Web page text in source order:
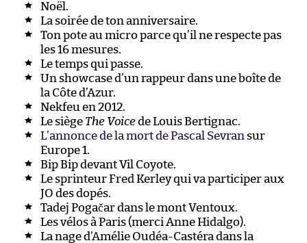
Noël.
La soirée de ton anniversaire.
Ton pote au micro parce qu’il ne respecte pas
les 16 mesures.
Le temps qui passe.
Un showcase d’un rappeur dans une boîte de
la Côte d’Azur.
Nekfeu en 2012.
Le siège The Voicede Louis Bertignac.
L’annonce de la mort de Pascal Sevran sur
Europe 1.
Bip Bip devant Vil Coyote.
Le sprinteur Fred Kerley qui va participer aux
JO des dopés.
Tadej Pogačar dans le mont Ventoux.
Les vélos à Paris (merci Anne Hidalgo).
La nage d’Amélie Oudéa-Castéra dans la